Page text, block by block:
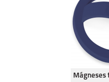
SAMSUNG GALAXY
Mágneses